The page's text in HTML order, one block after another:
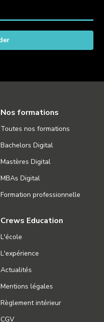
Nos formations
Toutes nos formations
Bachelors Digital
Mastères Digital
MBAs Digital
Formation professionnelle
Crews Education
L'école
L'expérience
Actualités
Mentions légales
Règlement intérieur
CGV